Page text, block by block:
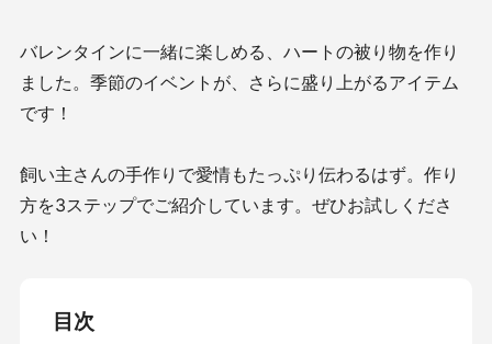
バレンタインに一緒に楽しめる、ハートの被り物を作り
ました。季節のイベントが、さらに盛り上がるアイテム
です！
飼い主さんの手作りで愛情もたっぷり伝わるはず。作り
方を3ステップでご紹介しています。ぜひお試しくださ
い！
目次